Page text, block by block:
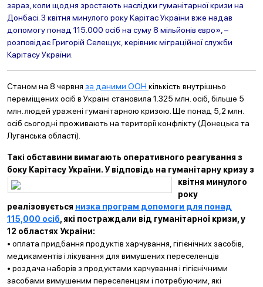
зараз, коли щодня зростають наслідки гуманітарної кризи на
Донбасі. З квітня минулого року Карітас України вже надав
допомогу понад 115.000 осіб на суму 8 мільйонів євро», –
розповідає Григорій Селещук, керівник міграційної служби
Карітасу України.
Станом на 8 червня за даними ООН кількість внутрішньо
переміщених осіб в Україні становила 1.325 млн. осіб, більше 5
млн. людей уражені гуманітарною кризою. Ще понад 5,2 млн.
осіб сьогодні проживають на території конфлікту (Донецька та
Луганська області).
Такі обставини вимагають оперативного реагування з
боку Карітасу України. У відповідь на гуманітарну кризу з
квітня минулого
року
реалізовується низка програм допомоги для понад
115,000 осіб , які постраждали від гуманітарної кризи, у
12 областях України:
• оплата придбання продуктів харчування, гігієнічних засобів,
медикаментів і лікування для вимушених переселенців
• роздача наборів з продуктами харчування і гігієнічними
засобами вимушеним переселенцям і потребуючим, які